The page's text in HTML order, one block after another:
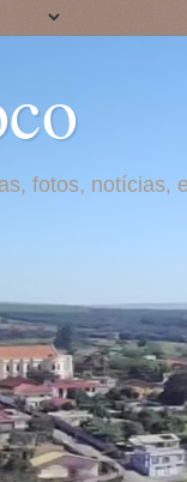
fotos,